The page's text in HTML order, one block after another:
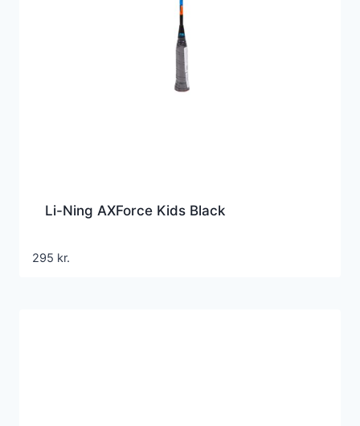
Li-Ning AXForce Kids Black
295 kr.